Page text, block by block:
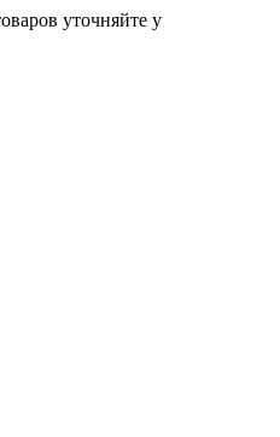
уточняйте у